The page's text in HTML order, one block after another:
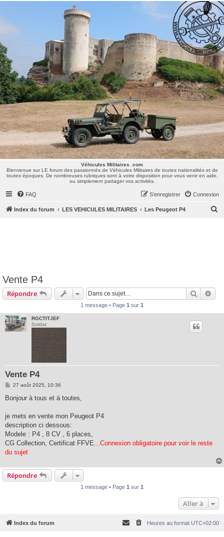
Véhicules Militaires .com
Bienvenue sur LE forum des passionnés de Véhicules Militaires de toutes nationalités et de
toutes époques. De nombreuses rubriques sont à votre disposition pour vous venir en aide,
ou simplement partager vos activités.
Véhicules Militaires .com
Bienvenue sur LE forum des passionnés de Véhicules Militaires de toutes nationalités et de
toutes époques. De nombreuses rubriques sont à votre disposition pour vous venir en aide,
ou simplement partager vos activités.
FAQ Connexion
S’enregistrer
Index du forum LES VEHICULES MILITAIRES Les Peugeot P4
Vente P4
Répondre
1 message • Page 1 sur 1
RGCTITJEF
Soldat
Vente P4
M
s
g
27 août 2025, 10:36
Bonjour à tous et à toutes,
je mets en vente mon Peugeot P4
description ci dessous:
Modele : P4 , 8 CV , 6 places,
CG Collection, Certificat FFVE ...Connexion obligatoire pour voir le reste
du sujet
Répondre
1 message • Page 1 sur 1
Aller à
Index du forum Heures au format UTC+02:00